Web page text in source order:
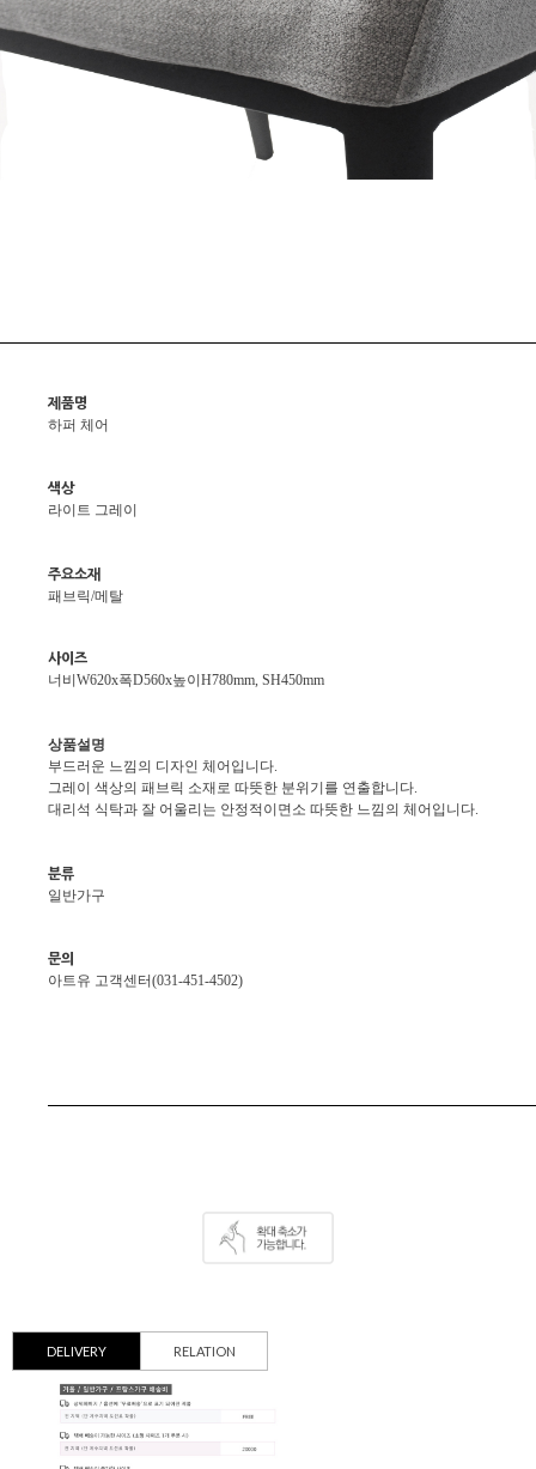
제품명
하퍼 체어
색상
라이트 그레이
주요소재
패브릭/메탈
사이즈
너비W620x폭D560x높이H780mm, SH450mm
상품설명
부드러운 느낌의 디자인 체어입니다.
그레이 색상의 패브릭 소재로 따뜻한 분위기를 연출합니다.
대리석 식탁과 잘 어울리는 안정적이면소 따뜻한 느낌의 체어입니다.
분류
일반가구
문의
아트유 고객센터(031-451-4502)
DELIVERY RELATION